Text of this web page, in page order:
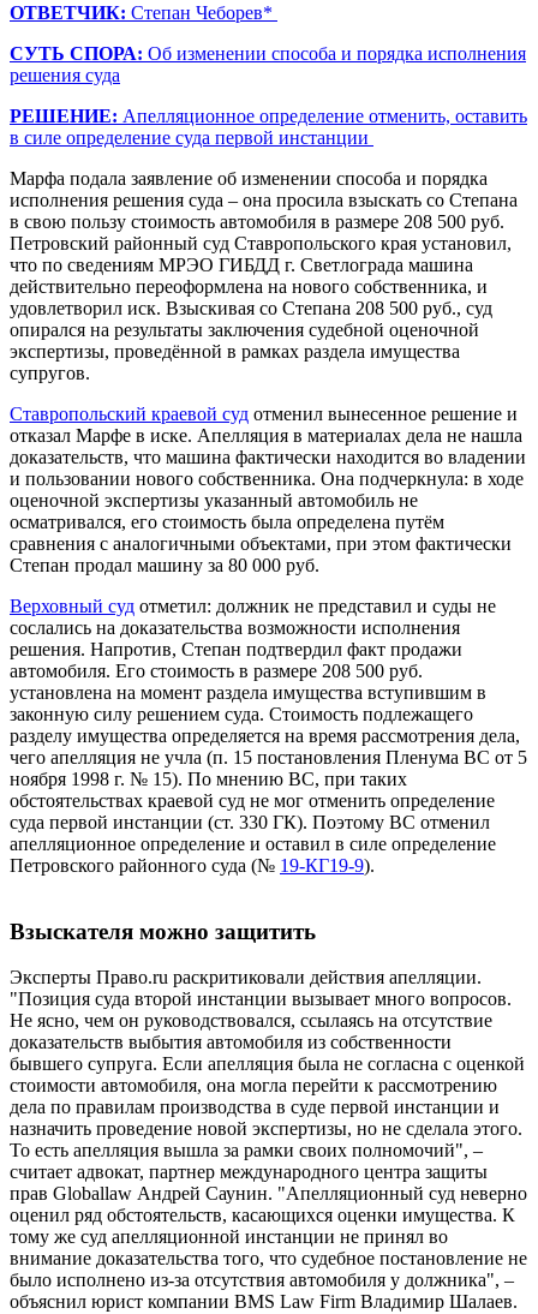
ОТВЕТЧИК: Степан Чеборев*
СУТЬ СПОРА: Об изменении способа и порядка исполнения
решения суда
РЕШЕНИЕ: Апелляционное определение отменить, оставить
в силе определение суда первой инстанции
Марфа подала заявление об изменении способа и порядка
исполнения решения суда – она просила взыскать со Степана
в свою пользу стоимость автомобиля в размере 208 500 руб.
Петровский районный суд Ставропольского края установил,
что по сведениям МРЭО ГИБДД г. Светлограда машина
действительно переоформлена на нового собственника, и
удовлетворил иск. Взыскивая со Степана 208 500 руб., суд
опирался на результаты заключения судебной оценочной
экспертизы, проведённой в рамках раздела имущества
супругов.
Ставропольский краевой суд отменил вынесенное решение и
отказал Марфе в иске. Апелляция в материалах дела не нашла
доказательств, что машина фактически находится во владении
и пользовании нового собственника. Она подчеркнула: в ходе
оценочной экспертизы указанный автомобиль не
осматривался, его стоимость была определена путём
сравнения с аналогичными объектами, при этом фактически
Степан продал машину за 80 000 руб.
Верховный суд отметил: должник не представил и суды не
сослались на доказательства возможности исполнения
решения. Напротив, Степан подтвердил факт продажи
автомобиля. Его стоимость в размере 208 500 руб.
установлена на момент раздела имущества вступившим в
законную силу решением суда. Стоимость подлежащего
разделу имущества определяется на время рассмотрения дела,
чего апелляция не учла (п. 15 постановления Пленума ВС от 5
ноября 1998 г. № 15). По мнению ВС, при таких
обстоятельствах краевой суд не мог отменить определение
суда первой инстанции (ст. 330 ГК). Поэтому ВС отменил
апелляционное определение и оставил в силе определение
Петровского районного суда (№ 19-КГ19-9).
Взыскателя можно защитить
Эксперты Право.ru раскритиковали действия апелляции.
"Позиция суда второй инстанции вызывает много вопросов.
Не ясно, чем он руководствовался, ссылаясь на отсутствие
доказательств выбытия автомобиля из собственности
бывшего супруга. Если апелляция была не согласна с оценкой
стоимости автомобиля, она могла перейти к рассмотрению
дела по правилам производства в суде первой инстанции и
назначить проведение новой экспертизы, но не сделала этого.
То есть апелляция вышла за рамки своих полномочий", –
считает адвокат, партнер международного центра защиты
прав Globallaw Андрей Саунин. "Апелляционный суд неверно
оценил ряд обстоятельств, касающихся оценки имущества. К
тому же суд апелляционной инстанции не принял во
внимание доказательства того, что судебное постановление не
было исполнено из-за отсутствия автомобиля у должника", –
объяснил юрист компании BMS Law Firm Владимир Шалаев.